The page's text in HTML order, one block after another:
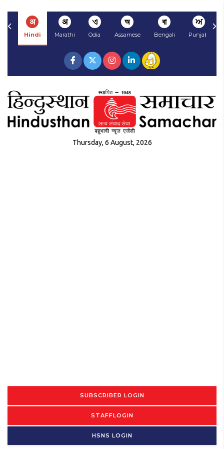
अ
Hindi
अ
Marathi
ଏ
Odia
অ
Assamese
বা
Bengali
ਅ
Punjabi
Thursday, 6 August, 2026
SUBSCRIBER LOGIN
STAFFLOGIN
HSNS LOGIN